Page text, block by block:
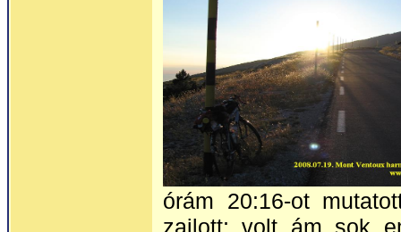
órám 20:16-ot
zajlott; volt ám sok